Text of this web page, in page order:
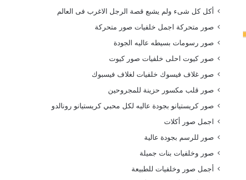
أكل كل شىء ولم يشبع قصة الرجل الاغرب فى العالم
صور متحركة اجمل خلفيات صور متحركة
صور رسومات بسيطه عاليه الجودة
صور كيوت احلى خلفيات صور كيوت
صور غلاف فيسوك خلفيات لغلاف فيسبوك
صور قلب مكسور حزينة للمجروحين
صور كريستيانو بجودة عاليه لكل محبي كريستيانو رونالدو
اجمل صور أكلات
صور للرسم بجودة عالية
صور وخلفيات بنات جميلة
أجمل صور وخلفيات للطبيعة